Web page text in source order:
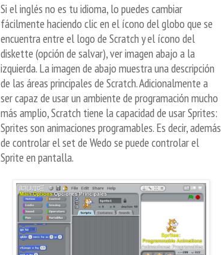
Si el inglés no es tu idioma, lo puedes cambiar
fácilmente haciendo clic en el ícono del globo que se
encuentra entre el logo de Scratch y el ícono del
diskette (opción de salvar), ver imagen abajo a la
izquierda. La imagen de abajo muestra una descripción
de las áreas principales de Scratch. Adicionalmente a
ser capaz de usar un ambiente de programación mucho
más amplio, Scratch tiene la capacidad de usar Sprites:
Sprites son animaciones programables. Es decir, además
de controlar el set de Wedo se puede controlar el
Sprite en pantalla.